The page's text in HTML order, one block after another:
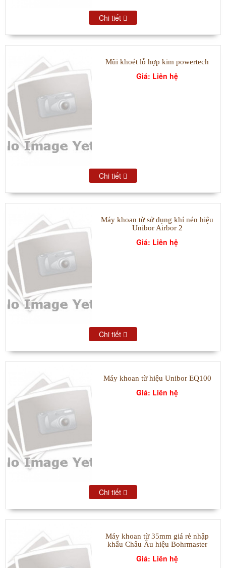
Chi tiết
Mũi khoét lỗ hợp kim powertech
Giá: Liên hệ
Chi tiết
Máy khoan từ sử dụng khí nén hiệu
Unibor Airbor 2
Giá: Liên hệ
Chi tiết
Máy khoan từ hiệu Unibor EQ100
Giá: Liên hệ
Chi tiết
Máy khoan từ 35mm giá rẻ nhập
khẩu Châu Âu hiệu Bohrmaster
Giá: Liên hệ